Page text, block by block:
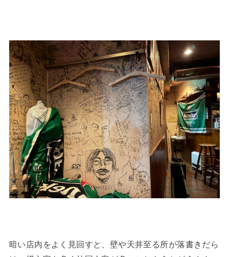
暗い店内をよく見回すと、壁や天井至る所が落書きだら